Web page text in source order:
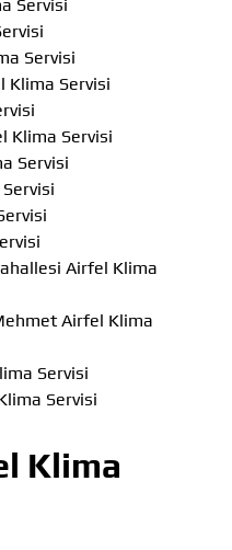
Servisi
Servisi
Klima Servisi
Klima Servisi
Servisi
Airfel Klima
Airfel Klima
Servisi
Servisi
Klima